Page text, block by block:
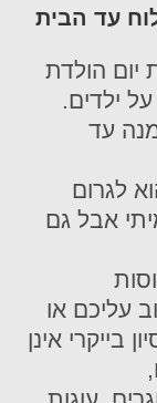
עד הבית
יום הולדת
ילדים.
עד
לגרום
אבל גם
עליכם או
בייקרי אינן